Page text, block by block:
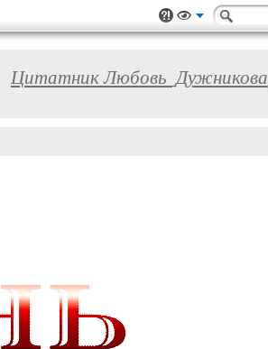
Цитатник Любовь_Дужникова